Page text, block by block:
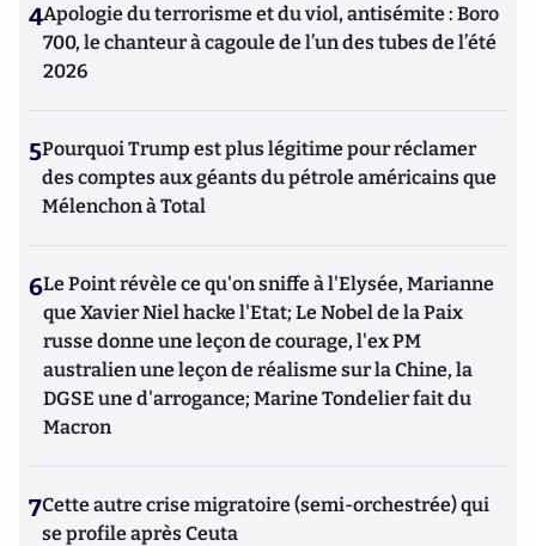
4Apologie du terrorisme et du viol, antisémite : Boro
700, le chanteur à cagoule de l’un des tubes de l’été
2026
5Pourquoi Trump est plus légitime pour réclamer
des comptes aux géants du pétrole américains que
Mélenchon à Total
6Le Point révèle ce qu'on sniffe à l'Elysée, Marianne
que Xavier Niel hacke l'Etat; Le Nobel de la Paix
russe donne une leçon de courage, l'ex PM
australien une leçon de réalisme sur la Chine, la
DGSE une d'arrogance; Marine Tondelier fait du
Macron
7Cette autre crise migratoire (semi-orchestrée) qui
se profile après Ceuta